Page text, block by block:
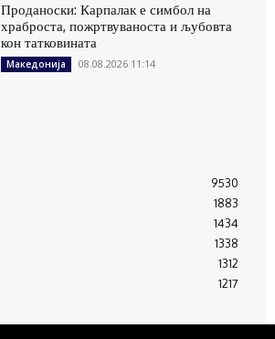
Проданоски: Карпалак е симбол на
храброста, пожртвуваноста и љубовта
кон татковината
Македонија 08.08.2026 11:14
9530
1883
1434
1338
1312
1217